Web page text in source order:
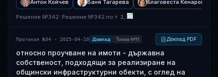
Антон Койчев Ваня Тагарева Благовеста Кенарова
Решение №342: Решение №342 по т. 2,
Протокол №34 · 2025-04-10 Доклад Точка №11 Доклад PDF
относно проучване на имоти - държавна
собственост, подходящи за реализиране на
общински инфраструктурни обекти, с оглед на